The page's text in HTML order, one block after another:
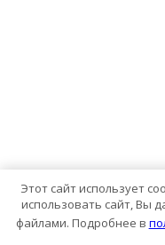
Этот сайт использует
использовать сайт, Вы
файлами. Подробнее в